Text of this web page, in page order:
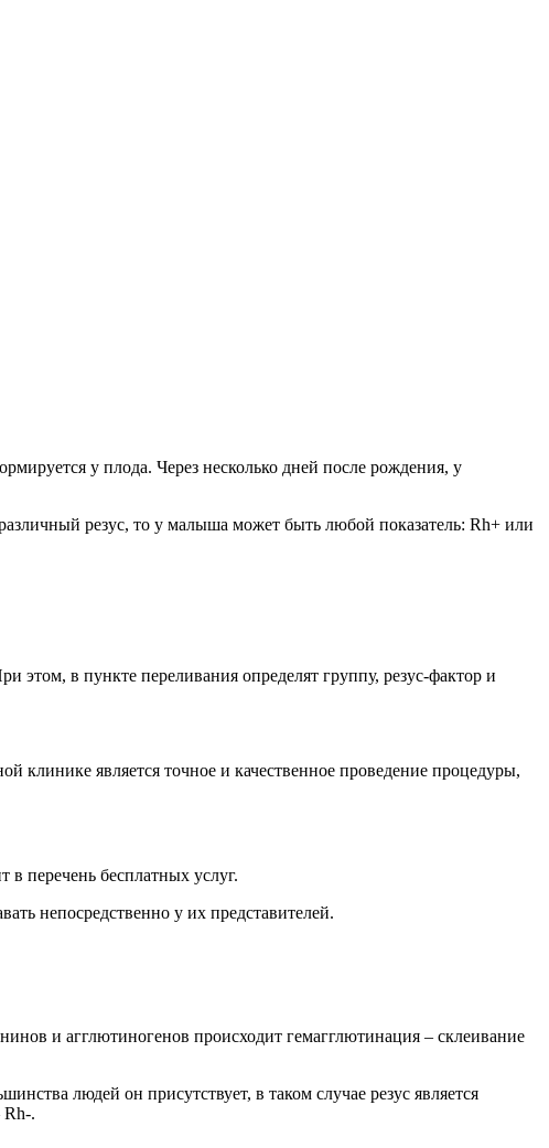
у плода. Через несколько дней после рождения, у
резус, то у малыша может быть любой показатель: Rh+ или
в пункте переливания определят группу, резус-фактор и
клинике является точное и качественное проведение процедуры,
перечень бесплатных услуг.
непосредственно у их представителей.
и агглютиногенов происходит гемагглютинация – склеивание
людей он присутствует, в таком случае резус является
Rh-.